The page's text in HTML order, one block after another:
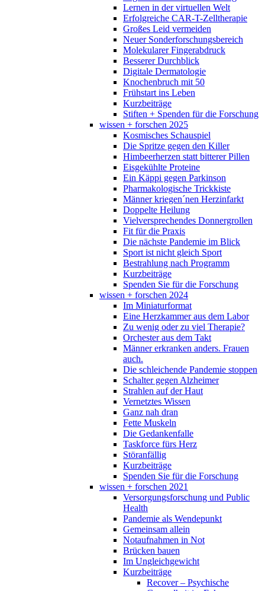
Lernen in der virtuellen Welt
Erfolgreiche CAR-T-Zelltherapie
Großes Leid vermeiden
Neuer Sonderforschungsbereich
Molekularer Fingerabdruck
Besserer Durchblick
Digitale Dermatologie
Knochenbruch mit 50
Frühstart ins Leben
Kurzbeiträge
Stiften + Spenden für die Forschung
wissen + forschen 2025
Kosmisches Schauspiel
Die Spritze gegen den Killer
Himbeerherzen statt bitterer Pillen
Eisgekühlte Proteine
Ein Käppi gegen Parkinson
Pharmakologische Trickkiste
Männer kriegen´nen Herzinfarkt
Doppelte Heilung
Vielversprechendes Donnergrollen
Fit für die Praxis
Die nächste Pandemie im Blick
Sport ist nicht gleich Sport
Bestrahlung nach Programm
Kurzbeiträge
Spenden Sie für die Forschung
wissen + forschen 2024
Im Miniaturformat
Eine Herzkammer aus dem Labor
Zu wenig oder zu viel Therapie?
Orchester aus dem Takt
Männer erkranken anders. Frauen
auch.
Die schleichende Pandemie stoppen
Schalter gegen Alzheimer
Strahlen auf der Haut
Vernetztes Wissen
Ganz nah dran
Fette Muskeln
Die Gedankenfalle
Taskforce fürs Herz
Störanfällig
Kurzbeiträge
Spenden Sie für die Forschung
wissen + forschen 2021
Versorgungsforschung und Public
Health
Pandemie als Wendepunkt
Gemeinsam allein
Notaufnahmen in Not
Brücken bauen
Im Ungleichgewicht
Kurzbeiträge
Recover – Psychische